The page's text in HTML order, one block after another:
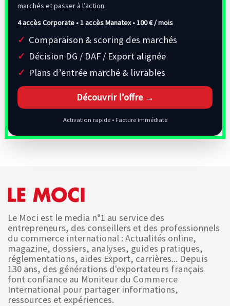
marchés et passer à l’action.
4 accès Corporate • 1 accès Manatex •100 € / mois
Comparaison & scoring des marchés
Décision DG / DAF / Export alignée
Plans d’entrée marché & livrables
Découvrir l’offre →
Activation rapide • Facture immédiate
Le Moci est le media n°1 au service des
entrepreneurs, des conseillers et des professionnels
du commerce international : Actualités online,
magazine, dossiers, analyses, guides pratiques,
réglementations, aides Export, carrières... Depuis
130 ans, des générations d'exportateurs français
font confiance au Moniteur du Commerce
International pour partager informations,
ressources et expériences.